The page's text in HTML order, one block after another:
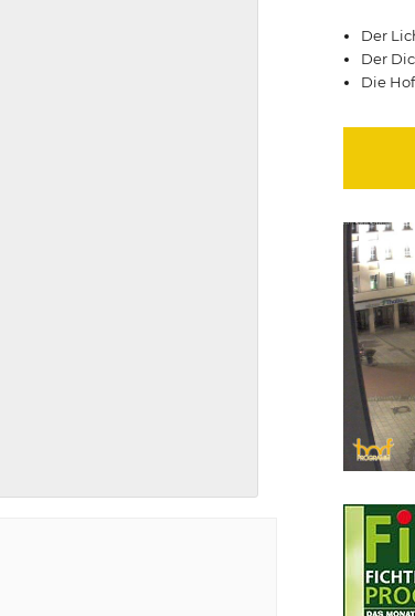
Der
Der
Die